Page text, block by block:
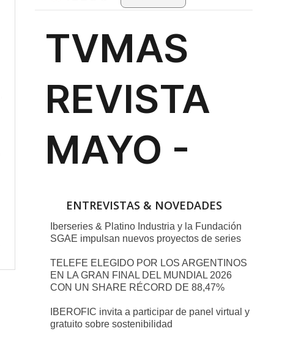
ENTREVISTAS & NOVEDADES
Iberseries & Platino Industria y la Fundación
SGAE impulsan nuevos proyectos de series
TELEFE ELEGIDO POR LOS ARGENTINOS
EN LA GRAN FINAL DEL MUNDIAL 2026
CON UN SHARE RÉCORD DE 88,47%
IBEROFIC invita a participar de panel virtual y
gratuito sobre sostenibilidad